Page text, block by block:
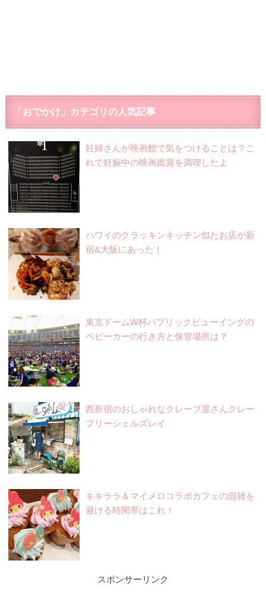
「おでかけ」カテゴリの人気記事
妊婦さんが映画館で気をつけることは？こ
れで妊娠中の映画鑑賞を満喫したよ
ハワイのクラッキンキッチン似たお店が新
宿&大阪にあった！
東京ドームW杯パプリックビューイングの
ベビーカーの行き方と保管場所は？
西新宿のおしゃれなクレープ屋さんクレー
プリーシェルズレイ
キキララ＆マイメロコラボカフェの混雑を
避ける時間帯はこれ！
スポンサーリンク